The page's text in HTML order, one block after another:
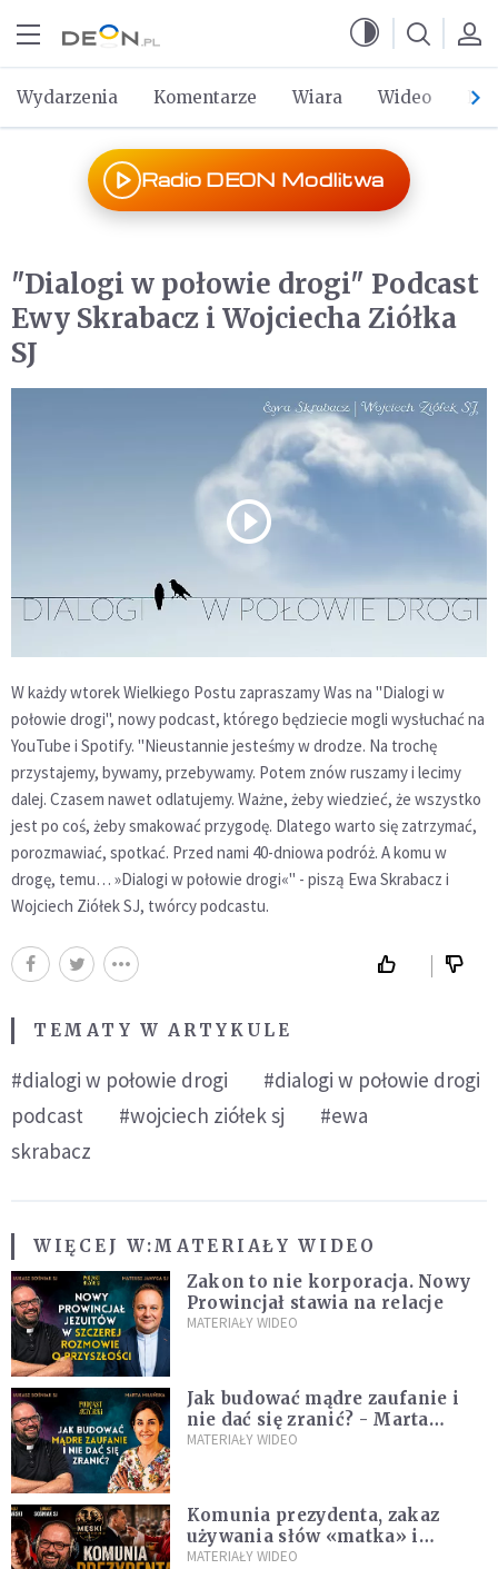
Wydarzenia Komentarze Wiara Wideo Po
Radio DEON Modlitwa
"Dialogi w połowie drogi" Podcast
Ewy Skrabacz i Wojciecha Ziółka
SJ
W każdy wtorek Wielkiego Postu zapraszamy Was na "Dialogi w
połowie drogi", nowy podcast, którego będziecie mogli wysłuchać na
YouTube i Spotify. "Nieustannie jesteśmy w drodze. Na trochę
przystajemy, bywamy, przebywamy. Potem znów ruszamy i lecimy
dalej. Czasem nawet odlatujemy. Ważne, żeby wiedzieć, że wszystko
jest po coś, żeby smakować przygodę. Dlatego warto się zatrzymać,
porozmawiać, spotkać. Przed nami 40-dniowa podróż. A komu w
drogę, temu… »Dialogi w połowie drogi«" - piszą Ewa Skrabacz i
Wojciech Ziółek SJ, twórcy podcastu.
TEMATY W ARTYKULE
#dialogi w połowie drogi
#dialogi w połowie drogi
podcast
#wojciech ziółek sj
#ewa
skrabacz
WIĘCEJ W:MATERIAŁY WIDEO
Zakon to nie korporacja. Nowy
Prowincjał stawia na relacje
MATERIAŁY WIDEO
Jak budować mądre zaufanie i
nie dać się zranić? - Marta
Miłuńska
MATERIAŁY WIDEO
Komunia prezydenta, zakaz
używania słów «matka» i
«ojciec», krytyka Dziesięciu
MATERIAŁY WIDEO